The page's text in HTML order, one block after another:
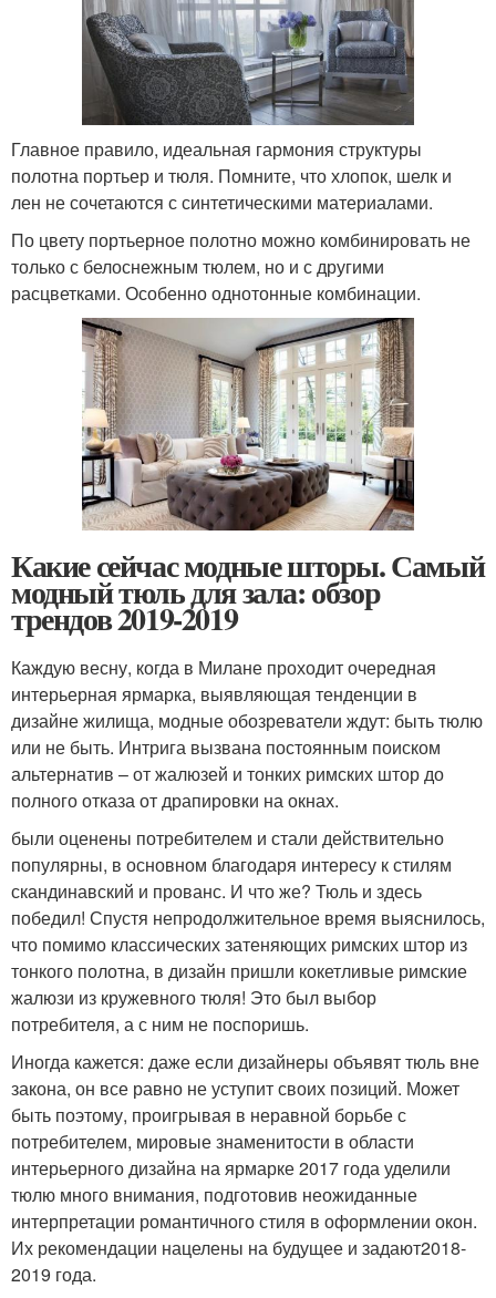
Главное правило, идеальная гармония структуры
полотна портьер и тюля. Помните, что хлопок, шелк и
лен не сочетаются с синтетическими материалами.
По цвету портьерное полотно можно комбинировать не
только с белоснежным тюлем, но и с другими
расцветками. Особенно однотонные комбинации.
Какие сейчас модные шторы. Самый
модный тюль для зала: обзор
трендов 2019-2019
Каждую весну, когда в Милане проходит очередная
интерьерная ярмарка, выявляющая тенденции в
дизайне жилища, модные обозреватели ждут: быть тюлю
или не быть. Интрига вызвана постоянным поиском
альтернатив – от жалюзей и тонких римских штор до
полного отказа от драпировки на окнах.
были оценены потребителем и стали действительно
популярны, в основном благодаря интересу к стилям
скандинавский и прованс. И что же? Тюль и здесь
победил! Спустя непродолжительное время выяснилось,
что помимо классических затеняющих римских штор из
тонкого полотна, в дизайн пришли кокетливые римские
жалюзи из кружевного тюля! Это был выбор
потребителя, а с ним не поспоришь.
Иногда кажется: даже если дизайнеры объявят тюль вне
закона, он все равно не уступит своих позиций. Может
быть поэтому, проигрывая в неравной борьбе с
потребителем, мировые знаменитости в области
интерьерного дизайна на ярмарке 2017 года уделили
тюлю много внимания, подготовив неожиданные
интерпретации романтичного стиля в оформлении окон.
Их рекомендации нацелены на будущее и задают2018-
2019 года.